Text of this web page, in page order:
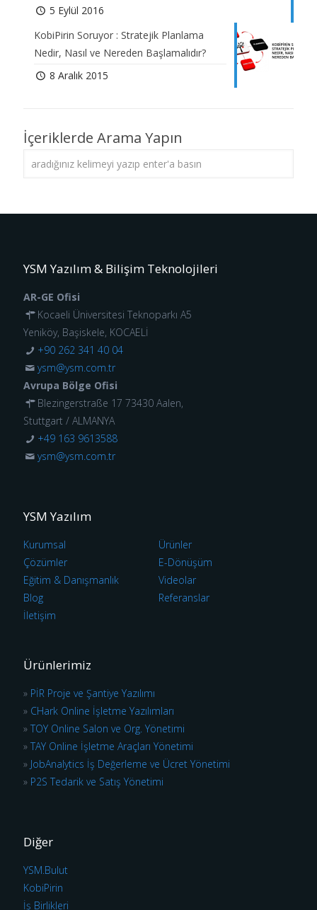
5 Eylül 2016
KobiPirin Soruyor : Stratejik Planlama
Nedir, Nasıl ve Nereden Başlamalıdır?
8 Aralık 2015
İçeriklerde Arama Yapın
YSM Yazılım & Bilişim Teknolojileri
AR-GE Ofisi
Kocaeli Üniversitesi Teknoparkı A5
Yeniköy, Başiskele, KOCAELİ
+90 262 341 40 04
ysm@ysm.com.tr
Avrupa Bölge Ofisi
Blezingerstraße 17 73430 Aalen,
Stuttgart / ALMANYA
+49 163 9613588
ysm@ysm.com.tr
YSM Yazılım
Kurumsal
Ürünler
Çözümler
E-Dönüşüm
Eğitim & Danışmanlık
Videolar
Blog
Referanslar
İletişim
Ürünlerimiz
» PİR Proje ve Şantiye Yazılımı
» CHark Online İşletme Yazılımları
» TOY Online Salon ve Org. Yönetimi
» TAY Online İşletme Araçları Yönetimi
» JobAnalytics İş Değerleme ve Ücret Yönetimi
» P2S Tedarik ve Satış Yönetimi
Diğer
YSM.Bulut
KobiPirin
İş Birlikleri